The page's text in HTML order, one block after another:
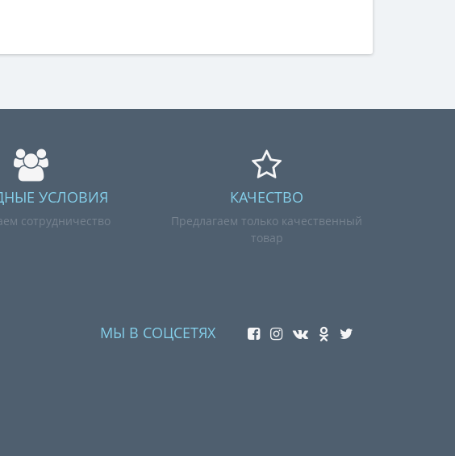
УСЛОВИЯ
сотрудничество
КАЧЕСТВО
Предлагаем только качественный
товар
МЫ В СОЦСЕТЯХ